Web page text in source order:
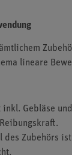
lineare
inkl. Gebläse
des Zubehörs